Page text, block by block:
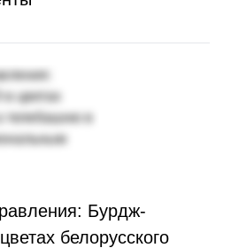
Бурдж-
белорусского